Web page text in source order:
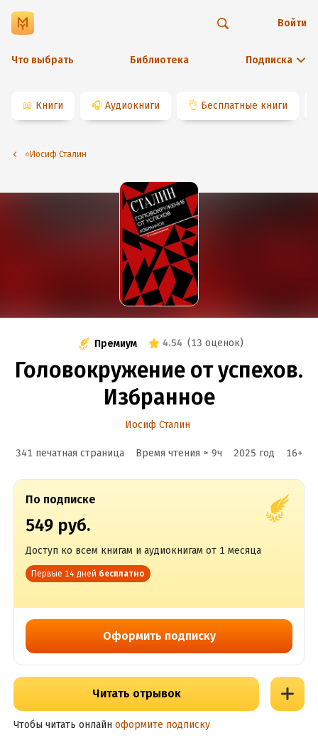
Что выбрать Библиотека Подписка
Войти
📖 Книги 🎧 Аудиокниги 👌 Бесплатные книги
⭐️Иосиф Сталин
Премиум 4.54 (13 оценок)
Головокружение от успехов.
Избранное
Иосиф Сталин
341 печатная страница Время чтения ≈ 9ч 2025 год 16+
По подписке
549 руб.
Доступ ко всем книгам и аудиокнигам от 1 месяца
Первые 14 дней бесплатно
Оформить подписку
Читать отрывок
Чтобы читать онлайн оформите подписку